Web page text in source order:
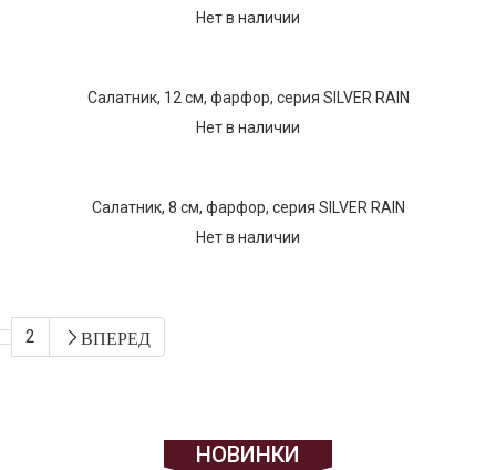
Нет в наличии
Салатник, 12 см, фарфор, серия SILVER RAIN
Нет в наличии
Салатник, 8 см, фарфор, серия SILVER RAIN
Нет в наличии
2 ВПЕРЕД
НОВИНКИ